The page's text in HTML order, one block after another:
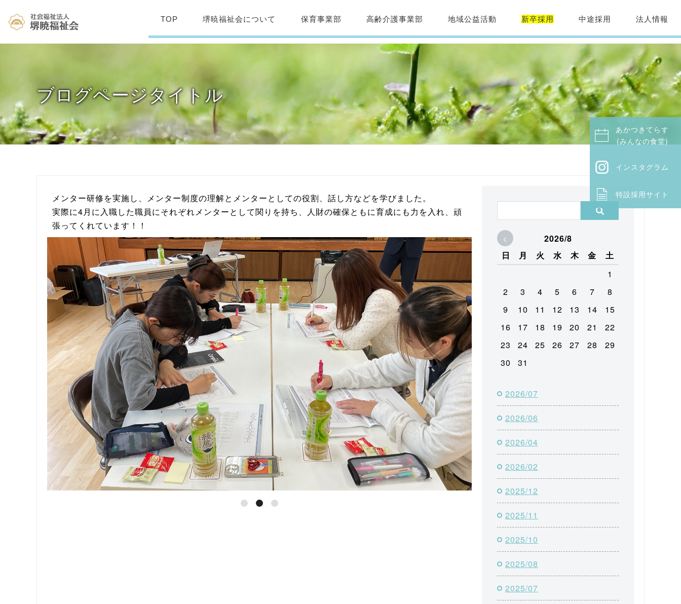
TOP 堺暁福祉会について 保育事業部 高齢介護事業部 地域公益活動 新卒採用 中途採用 法人情報
あかつきてらす
(みんなの食堂)
インスタグラム
特設採用サイト
ブログページタイトル
メンター研修を実施し、メンター制度の理解とメンターとしての役割、話し方などを学びました。
実際に4月に入職した職員にそれぞれメンターとして関りを持ち、人財の確保ともに育成にも力を入れ、頑
張ってくれています！！
<
2026/8
日
月 火 水 木 金
土
1
2
3 4 5 6 7
8
9
10 11 12 13 14
15
16
17 18 19 20 21
22
23
24 25 26 27 28
29
30
31
2026/07
2026/06
2026/04
2026/02
2025/12
2025/11
2025/10
2025/08
2025/07